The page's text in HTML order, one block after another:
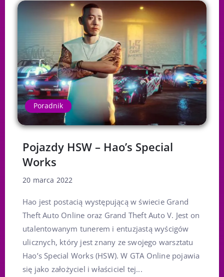
Poradnik
Pojazdy HSW – Hao’s Special
Works
20 marca 2022
Hao jest postacią występującą w świecie Grand
Theft Auto Online oraz Grand Theft Auto V. Jest on
utalentowanym tunerem i entuzjastą wyścigów
ulicznych, który jest znany ze swojego warsztatu
Hao’s Special Works (HSW). W GTA Online pojawia
się jako założyciel i właściciel tej...